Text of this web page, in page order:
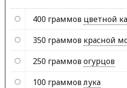
400 граммов цветной
350 граммов красной
250 граммовогурцов
100 граммовлука